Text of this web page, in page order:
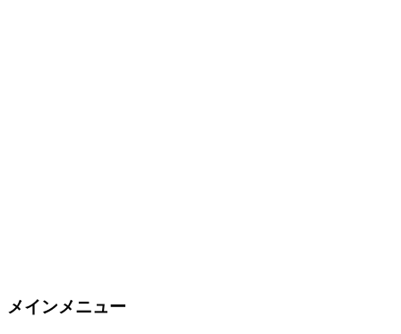
メインメニュー